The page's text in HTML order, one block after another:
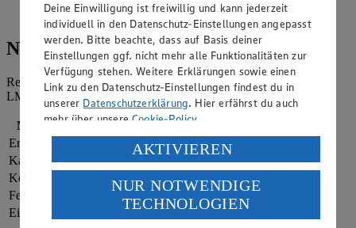
verfeinern.
Nährwerte
Referenzmenge für einen durchschnittlichen Erwachsenen laut
LMIV (8.400 kJ/2.000 kcal).
Nährwerte
Energie
310 kj (4 %)
Kalorien
74 kcal (4 %)
Kohlenhydrate
Fett
Eiweiß
Deine Einwilligung ist freiwillig und kann jederzeit
individuell in den Datenschutz-Einstellungen angepasst
werden. Bitte beachte, dass auf Basis deiner
Einstellungen ggf. nicht mehr alle Funktionalitäten zur
Verfügung stehen. Weitere Erklärungen sowie einen
Link zu den Datenschutz-Einstellungen findest du in
unserer Datenschutzerklärung. Hier erfährst du auch
mehr über unsereCookie-Policy.
Verarbeitung deiner personenbezogenen Daten in den
USA durch Facebook und YouTube:
Wenn du auf „Aktivieren“ klickst, willigst du im Sinne
des Art. 49 Abs. 1 Satz 1 lit. a) DSGVO ein, dass deine
Daten in den USA verarbeitet werden. Der EuGH sieht
AKTIVIEREN
NUR NOTWENDIGE
TECHNOLOGIEN